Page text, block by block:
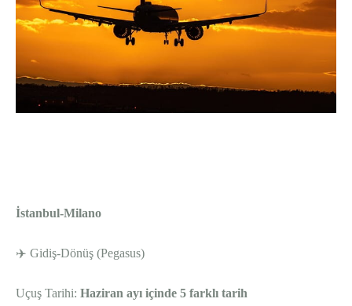
İstanbul-Milano
✈️ Gidiş-Dönüş (Pegasus)
Uçuş Tarihi: Haziran ayı içinde 5 farklı tarih